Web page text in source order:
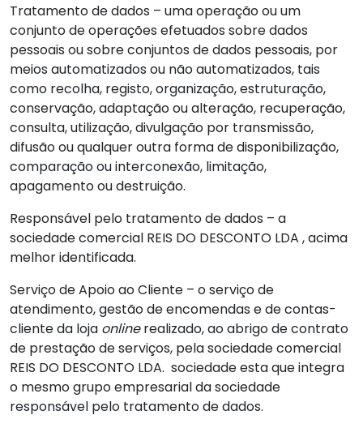
Tratamento de dados – uma operação ou um
conjunto de operações efetuados sobre dados
pessoais ou sobre conjuntos de dados pessoais, por
meios automatizados ou não automatizados, tais
como recolha, registo, organização, estruturação,
conservação, adaptação ou alteração, recuperação,
consulta, utilização, divulgação por transmissão,
difusão ou qualquer outra forma de disponibilização,
comparação ou interconexão, limitação,
apagamento ou destruição.
Responsável pelo tratamento de dados – a
sociedade comercial REIS DO DESCONTO LDA , acima
melhor identificada.
Serviço de Apoio ao Cliente – o serviço de
atendimento, gestão de encomendas e de contas-
cliente da loja onlinerealizado, ao abrigo de contrato
de prestação de serviços, pela sociedade comercial
REIS DO DESCONTO LDA. sociedade esta que integra
o mesmo grupo empresarial da sociedade
responsável pelo tratamento de dados.